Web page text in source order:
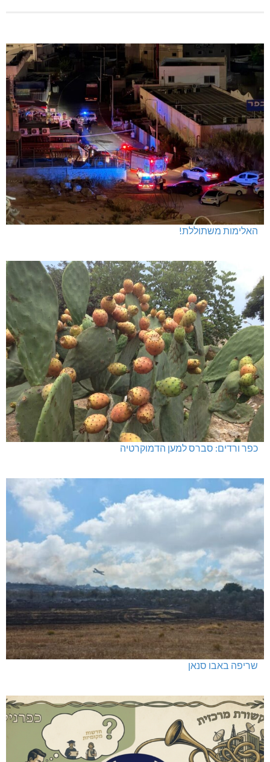
האלימות משתוללת!
כפר ורדים: סברס למען הדמוקרטיה
שריפה באבו סנאן